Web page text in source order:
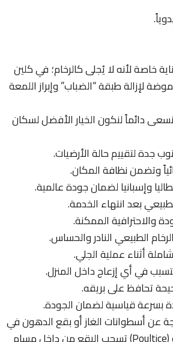
خاصة لأنه لا يُجلى كالرخام؛ في كلين
لإزالة طبقة “الضباب” وإبراز اللمعة
دائماً لنكون الخيار الأفضل لسكان
جدة لتقييم حالة الأرضيات.
وتضمن نظافة المكان.
وإسبانيا لضمان جودة عالمية.
بعد انتهاء الخدمة.
والاحترافية الممكنة.
الطبيعي النادر والحساس.
أثناء عملية الجلي.
في أي إزعاج داخل المنزل.
تحافظ على بريقه.
بسرعة قياسية لضمان الجودة.
عن أسطوانات الغاز أو بقع الدهون في